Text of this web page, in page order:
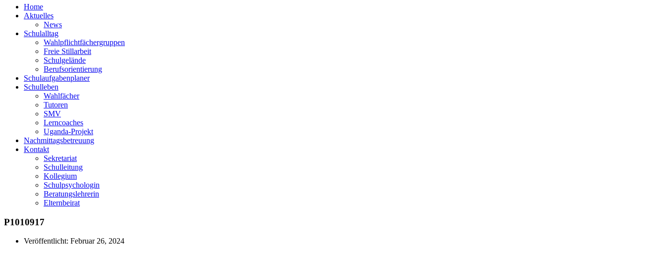
Home
Aktuelles
News
Schulalltag
Wahlpflichtfächergruppen
Freie Stillarbeit
Schulgelände
Berufsorientierung
Schulaufgabenplaner
Schulleben
Wahlfächer
Tutoren
SMV
Lerncoaches
Uganda-Projekt
Nachmittagsbetreuung
Kontakt
Sekretariat
Schulleitung
Kollegium
Schulpsychologin
Beratungslehrerin
Elternbeirat
P1010917
Veröffentlicht: Februar 26, 2024